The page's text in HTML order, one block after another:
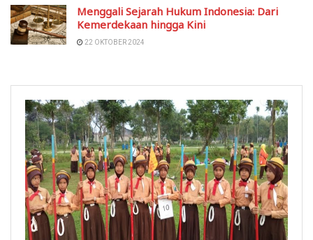
Menggali Sejarah Hukum Indonesia: Dari
Kemerdekaan hingga Kini
22 OKTOBER 2024